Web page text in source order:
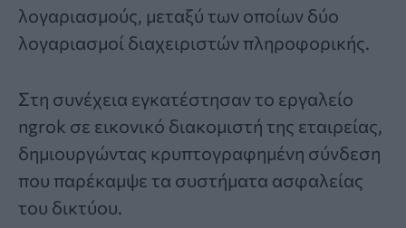
λογαριασμούς, μεταξύ των οποίων δύο
λογαριασμοί διαχειριστών πληροφορικής.
Στη συνέχεια εγκατέστησαν το εργαλείο
ngrok σε εικονικό διακομιστή της εταιρείας,
δημιουργώντας κρυπτογραφημένη σύνδεση
που παρέκαμψε τα συστήματα ασφαλείας
του δικτύου.